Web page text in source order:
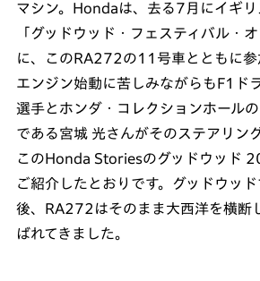
マシン。Hondaは、去る7月にイギ
「グッドウッド・フェスティバル・オ
に、このRA272の11号車とともに参
エンジン始動に苦しみながらもF1ド
選手とホンダ・コレクションホール
である宮城 光さんがそのステアリン
このHonda Storiesのグッドウッド
ご紹介したとおりです。グッドウッ
後、RA272はそのまま大西洋を横断
ばれてきました。